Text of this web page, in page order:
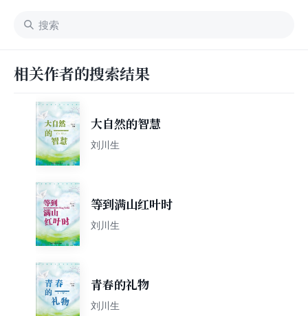
相关作者的搜索结果
大自然的智慧
刘川生
等到满山红叶时
刘川生
青春的礼物
刘川生